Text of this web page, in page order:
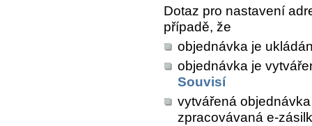
Dotaz pro nastavení
případě, že
objednávka je
objednávka je
Souvisí
vytvářená
zpracovávaná e-